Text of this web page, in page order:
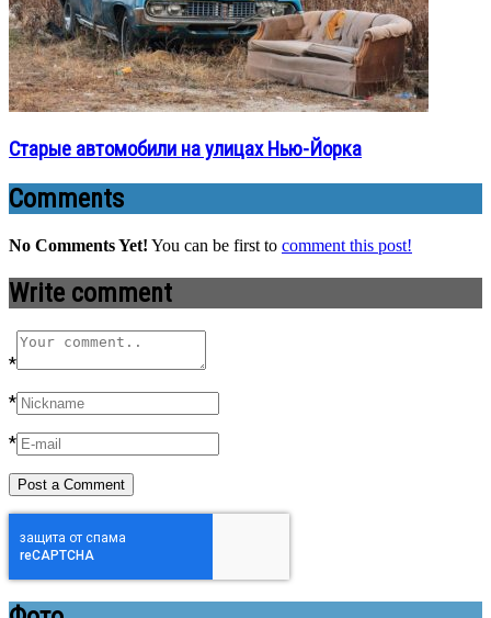
Старые автомобили на улицах Нью-Йорка
Comments
No Comments Yet! You can be first to comment this post!
Write comment
*
*
*